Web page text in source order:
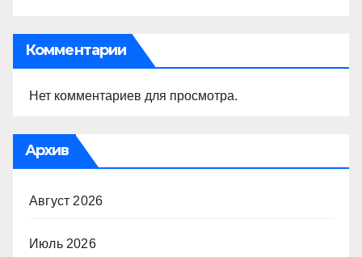
Комментарии
Нет комментариев для просмотра.
Архив
Август 2026
Июль 2026